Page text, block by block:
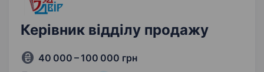
Керівник відділу продажу
40 000 – 100 000 грн